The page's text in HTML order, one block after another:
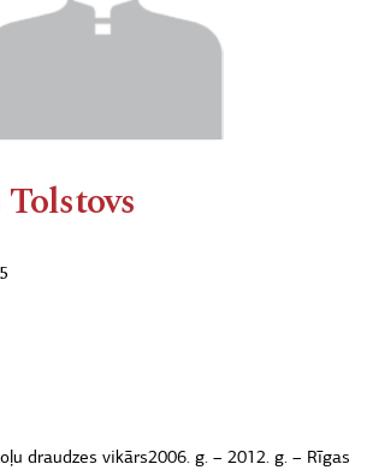
draudzes vikārs2006. g. – 2012. g. – Rīgas